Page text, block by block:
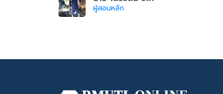
ผู้สอนหลัก